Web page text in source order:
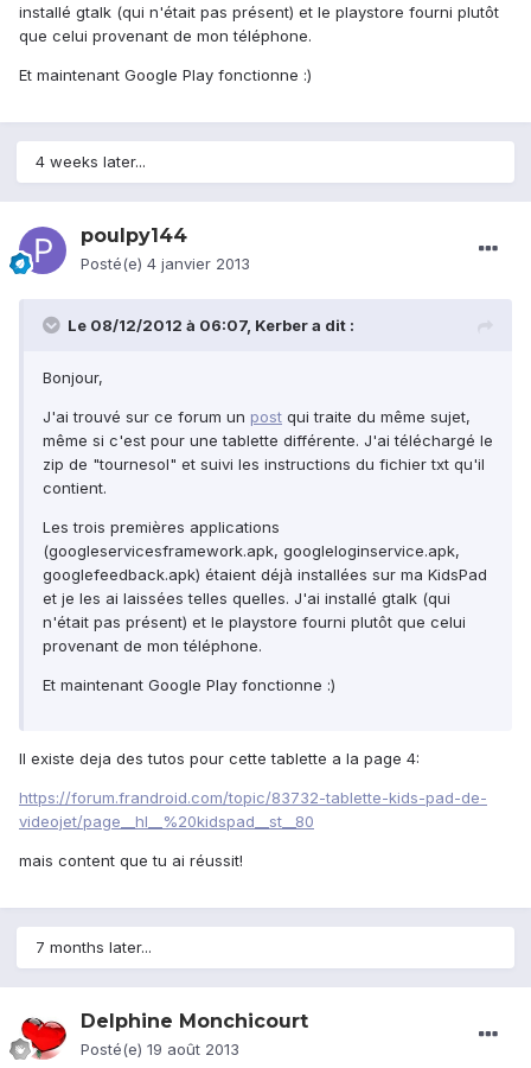
installé gtalk (qui n'était pas présent) et le playstore fourni plutôt
que celui provenant de mon téléphone.
Et maintenant Google Play fonctionne :)
4 weeks later...
poulpy144
Posté(e) 4 janvier 2013
Le 08/12/2012 à 06:07, Kerber a dit :
Bonjour,
J'ai trouvé sur ce forum un post qui traite du même sujet,
même si c'est pour une tablette différente. J'ai téléchargé le
zip de "tournesol" et suivi les instructions du fichier txt qu'il
contient.
Les trois premières applications
(googleservicesframework.apk, googleloginservice.apk,
googlefeedback.apk) étaient déjà installées sur ma KidsPad
et je les ai laissées telles quelles. J'ai installé gtalk (qui
n'était pas présent) et le playstore fourni plutôt que celui
provenant de mon téléphone.
Et maintenant Google Play fonctionne :)
Il existe deja des tutos pour cette tablette a la page 4:
https://forum.frandroid.com/topic/83732-tablette-kids-pad-de-
videojet/page__hl__%20kidspad__st__80
mais content que tu ai réussit!
7 months later...
Delphine Monchicourt
Posté(e) 19 août 2013